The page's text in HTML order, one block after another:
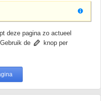
deze pagina zo actueel
de
knop per